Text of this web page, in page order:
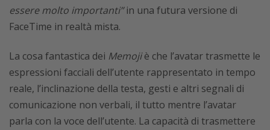
essere molto importanti”in una futura versione di
FaceTime in realtà mista.
La cosa fantastica dei Memojiè che l’avatar trasmette le
espressioni facciali dell’utente rappresentato in tempo
reale, l’inclinazione della testa, gesti e altri segnali di
comunicazione non verbali, il tutto mentre l’avatar
parla con la voce dell’utente. La capacità di trasmettere